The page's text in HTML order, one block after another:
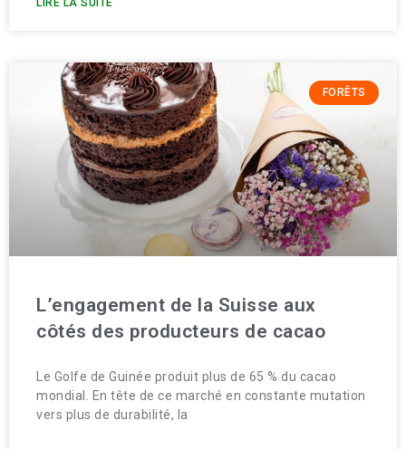
LIRE LA SUITE
FORÊTS
L’engagement de la Suisse aux
côtés des producteurs de cacao
Le Golfe de Guinée produit plus de 65 % du cacao
mondial. En tête de ce marché en constante mutation
vers plus de durabilité, la